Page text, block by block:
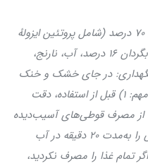
ترکیبات: فراورده بر پایهٔ پرتئین گیاهی ۷۰ درصد (شامل پروتئین ایزولهٔ
سویا و پروتئین گندم)، روغن‌مایع آفتابگردان ۱۶ درصد، آب، نارنج،
در جای خشک و خنک
نکات مهم: ۱) قبل از استفاده، دقت
از مصرف قوطی‌های آسیب‌دیده
۲) قبل از مصرف، قوطی را به‌مدت ۲۰ دقیقه در آب
اگر تمام غذا را مصرف نکردید،